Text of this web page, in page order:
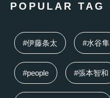
POPULAR TAG
#伊藤条太 #水谷隼
#people #張本智和